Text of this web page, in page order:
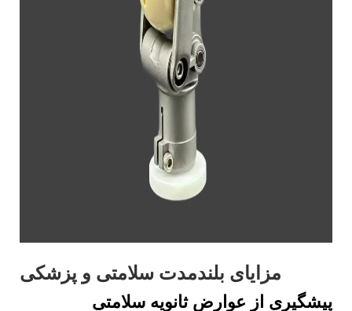
مزایای بلندمدت سلامتی و پزشکی
پیشگیری از عوارض ثانویه سلامتی